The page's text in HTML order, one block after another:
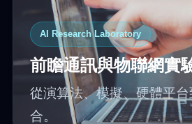
AI Research Laboratory
前瞻通訊與物聯網實
從演算法、模擬、硬體平
合。